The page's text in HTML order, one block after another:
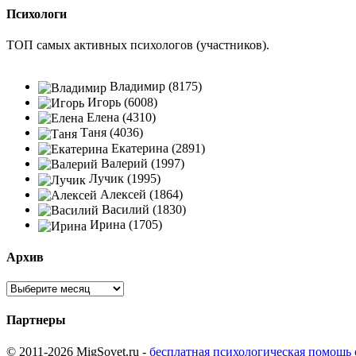
Психологи
ТОП самых активных психологов (участников).
Владимир (8175)
Игорь (6008)
Елена (4310)
Таня (4036)
Екатерина (2891)
Валерий (1997)
Лучик (1995)
Алексей (1864)
Василий (1830)
Ирина (1705)
Архив
Партнеры
© 2011-2026 MigSovet.ru - бесплатная психологическая помощь